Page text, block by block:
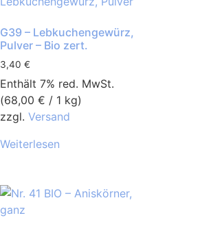
G39 – Lebkuchengewürz,
Pulver – Bio zert.
3,40 €
Enthält 7% red. MwSt.
(68,00 € / 1 kg)
zzgl. Versand
Weiterlesen